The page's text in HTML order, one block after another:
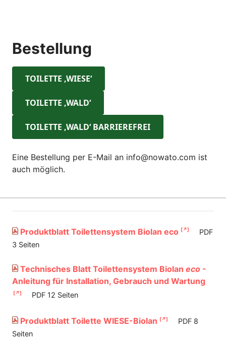
Bestellung
TOILETTE ‚WIESE‘
TOILETTE ‚WALD‘
TOILETTE ‚WALD‘ BARRIEREFREI
Eine Bestellung per E-Mail an info@nowato.com ist
auch möglich.
Produktblatt Toilettensystem Biolan eco
PDF
3 Seiten
Technisches Blatt Toilettensystem Biolan eco -
Anleitung für Installation, Gebrauch und Wartung
PDF 12 Seiten
Produktblatt Toilette WIESE-Biolan
PDF 8
Seiten